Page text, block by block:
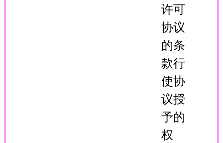
许可
协议
的条
款行
使协
议授
予的
权